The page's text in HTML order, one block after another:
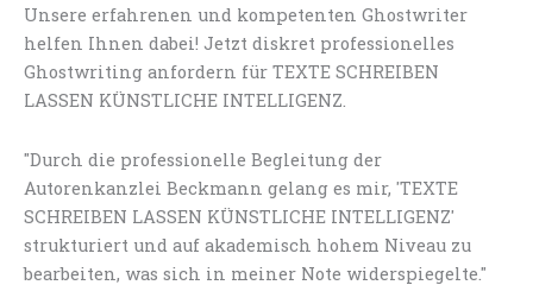
Unsere erfahrenen und kompetenten Ghostwriter
helfen Ihnen dabei! Jetzt diskret professionelles
Ghostwriting anfordern für TEXTE SCHREIBEN
LASSEN KÜNSTLICHE INTELLIGENZ.
"Durch die professionelle Begleitung der
Autorenkanzlei Beckmann gelang es mir, 'TEXTE
SCHREIBEN LASSEN KÜNSTLICHE INTELLIGENZ'
strukturiert und auf akademisch hohem Niveau zu
bearbeiten, was sich in meiner Note widerspiegelte."